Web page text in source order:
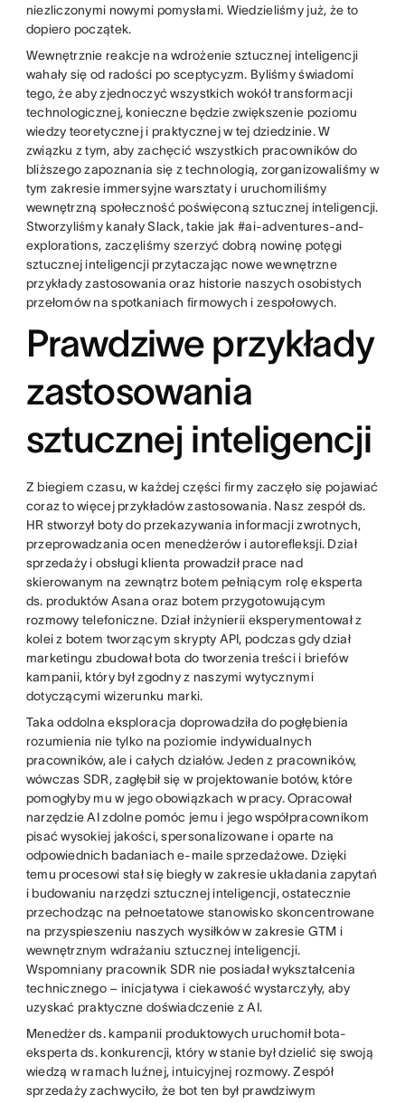
niezliczonymi nowymi pomysłami. Wiedzieliśmy już, że to
dopiero początek.
Wewnętrznie reakcje na wdrożenie sztucznej inteligencji
wahały się od radości po sceptycyzm. Byliśmy świadomi
tego, że aby zjednoczyć wszystkich wokół transformacji
technologicznej, konieczne będzie zwiększenie poziomu
wiedzy teoretycznej i praktycznej w tej dziedzinie. W
związku z tym, aby zachęcić wszystkich pracowników do
bliższego zapoznania się z technologią, zorganizowaliśmy w
tym zakresie immersyjne warsztaty i uruchomiliśmy
wewnętrzną społeczność poświęconą sztucznej inteligencji.
Stworzyliśmy kanały Slack, takie jak #ai-adventures-and-
explorations, zaczęliśmy szerzyć dobrą nowinę potęgi
sztucznej inteligencji przytaczając nowe wewnętrzne
przykłady zastosowania oraz historie naszych osobistych
przełomów na spotkaniach firmowych i zespołowych.
Prawdziwe przykłady
zastosowania
sztucznej inteligencji
Z biegiem czasu, w każdej części firmy zaczęło się pojawiać
coraz to więcej przykładów zastosowania. Nasz zespół ds.
HR stworzył boty do przekazywania informacji zwrotnych,
przeprowadzania ocen menedżerów i autorefleksji. Dział
sprzedaży i obsługi klienta prowadził prace nad
skierowanym na zewnątrz botem pełniącym rolę eksperta
ds. produktów Asana oraz botem przygotowującym
rozmowy telefoniczne. Dział inżynierii eksperymentował z
kolei z botem tworzącym skrypty API, podczas gdy dział
marketingu zbudował bota do tworzenia treści i briefów
kampanii, który był zgodny z naszymi wytycznymi
dotyczącymi wizerunku marki.
Taka oddolna eksploracja doprowadziła do pogłębienia
rozumienia nie tylko na poziomie indywidualnych
pracowników, ale i całych działów. Jeden z pracowników,
wówczas SDR, zagłębił się w projektowanie botów, które
pomogłyby mu w jego obowiązkach w pracy. Opracował
narzędzie AI zdolne pomóc jemu i jego współpracownikom
pisać wysokiej jakości, spersonalizowane i oparte na
odpowiednich badaniach e-maile sprzedażowe. Dzięki
temu procesowi stał się biegły w zakresie układania zapytań
i budowaniu narzędzi sztucznej inteligencji, ostatecznie
przechodząc na pełnoetatowe stanowisko skoncentrowane
na przyspieszeniu naszych wysiłków w zakresie GTM i
wewnętrznym wdrażaniu sztucznej inteligencji.
Wspomniany pracownik SDR nie posiadał wykształcenia
technicznego – inicjatywa i ciekawość wystarczyły, aby
uzyskać praktyczne doświadczenie z AI.
Menedżer ds. kampanii produktowych uruchomił bota-
eksperta ds. konkurencji, który w stanie był dzielić się swoją
wiedzą w ramach luźnej, intuicyjnej rozmowy. Zespół
sprzedaży zachwyciło, że bot ten był prawdziwym